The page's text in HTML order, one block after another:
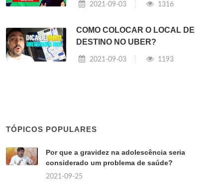
2021-09-03 1316
COMO COLOCAR O LOCAL DE
DESTINO NO UBER?
2021-09-03 1193
TÓPICOS POPULARES
Por que a gravidez na adolescência seria
considerado um problema de saúde?
2021-09-25